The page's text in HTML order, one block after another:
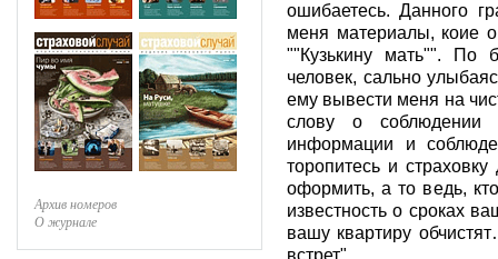
Архив номеров
О журнале
ошибаетесь. Данного
меня материалы, коие
""Кузькину мать"". По
человек, сально
ему вывести меня на
слову о соблюдении
информации и
торопитесь и
оформить, а то ведь,
известность о сроках
вашу квартиру
встрет"